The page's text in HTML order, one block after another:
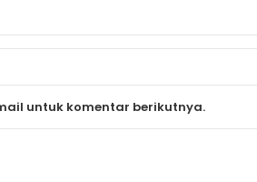
untuk komentar berikutnya.